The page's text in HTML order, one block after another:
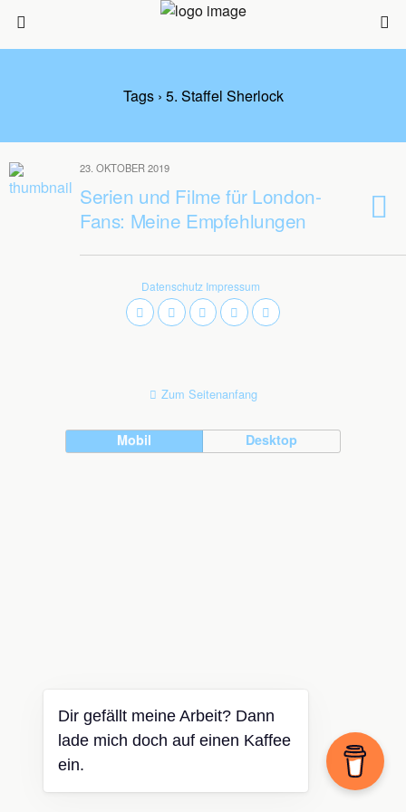
Tags › 5. Staffel Sherlock
23. OKTOBER 2019
Serien und Filme für London-
Fans: Meine Empfehlungen
Datenschutz Impressum
Zum Seitenanfang
Mobil Desktop
Dir gefällt meine Arbeit? Dann
lade mich doch auf einen Kaffee
ein.